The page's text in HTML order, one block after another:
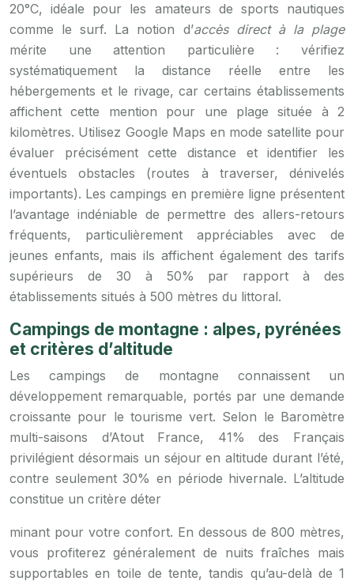
20°C, idéale pour les amateurs de sports nautiques
comme le surf. La notion d’accès direct à la plage
mérite une attention particulière : vérifiez
systématiquement la distance réelle entre les
hébergements et le rivage, car certains établissements
affichent cette mention pour une plage située à 2
kilomètres. Utilisez Google Maps en mode satellite pour
évaluer précisément cette distance et identifier les
éventuels obstacles (routes à traverser, dénivelés
importants). Les campings en première ligne présentent
l’avantage indéniable de permettre des allers-retours
fréquents, particulièrement appréciables avec de
jeunes enfants, mais ils affichent également des tarifs
supérieurs de 30 à 50% par rapport à des
établissements situés à 500 mètres du littoral.
Campings de montagne : alpes, pyrénées
et critères d’altitude
Les campings de montagne connaissent un
développement remarquable, portés par une demande
croissante pour le tourisme vert. Selon le Baromètre
multi-saisons d’Atout France, 41% des Français
privilégient désormais un séjour en altitude durant l’été,
contre seulement 30% en période hivernale. L’altitude
constitue un critère déter
minant pour votre confort. En dessous de 800 mètres,
vous profiterez généralement de nuits fraîches mais
supportables en toile de tente, tandis qu’au-delà de 1